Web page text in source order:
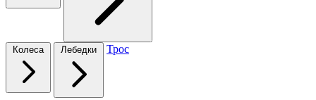
Колеса Лебедки Трос